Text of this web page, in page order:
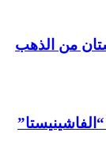
من الذهب